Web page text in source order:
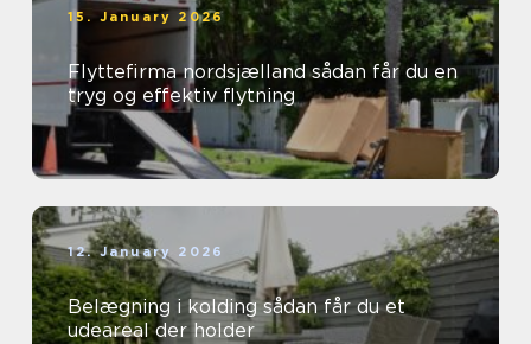
15. January 2026
Flyttefirma nordsjælland sådan får du en
tryg og effektiv flytning
12. January 2026
Belægning i kolding sådan får du et
udeareal der holder